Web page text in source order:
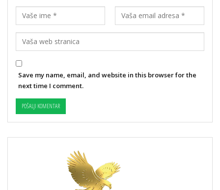
Save my name, email, and website in this browser for the
next time I comment.